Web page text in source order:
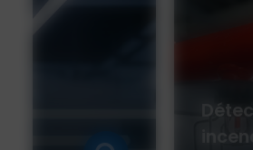
Détection, extinction
incendie, risques